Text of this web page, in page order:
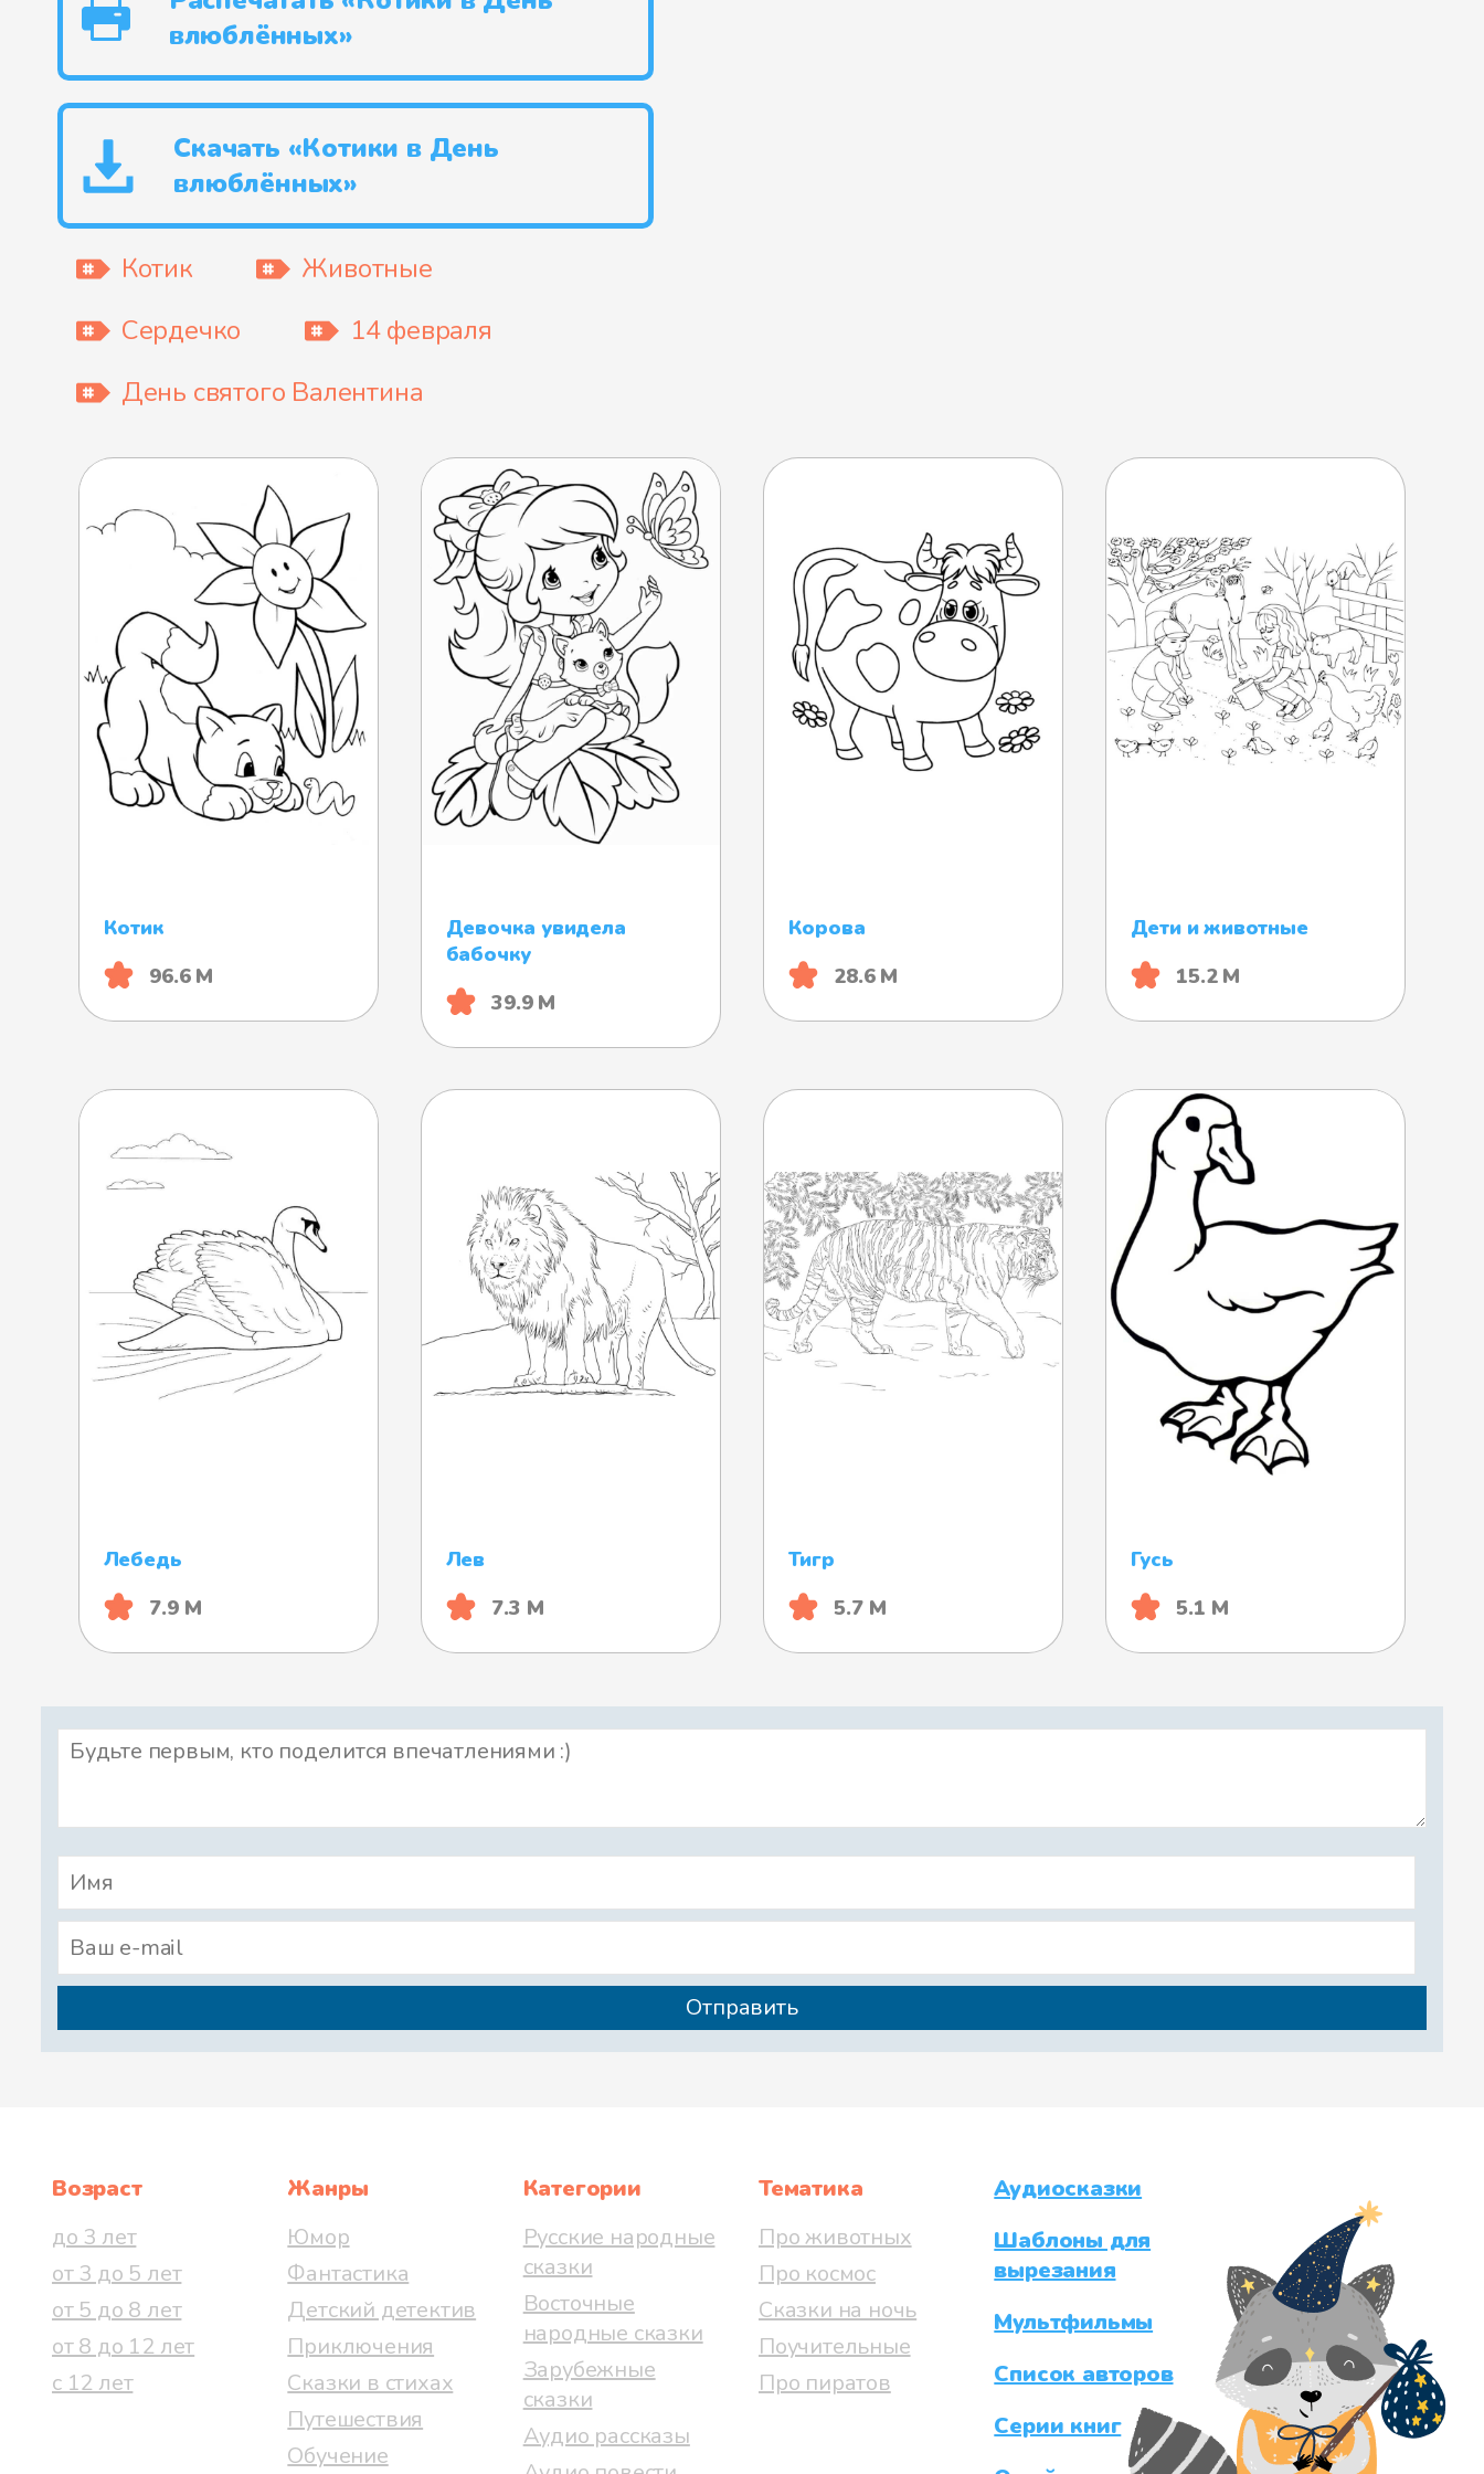
влюблённых»
Скачать «Котики в День
влюблённых»
Котик
Животные
Сердечко
14 февраля
День святого Валентина
Котик
96.6 М
Девочка увидела
бабочку
39.9 М
Корова
28.6 М
Дети и животные
15.2 М
Лебедь
7.9 М
Лев
7.3 М
Тигр
5.7 М
Гусь
5.1 М
Возраст
до 3 лет
от 3 до 5 лет
от 5 до 8 лет
от 8 до 12 лет
с 12 лет
Жанры
Юмор
Фантастика
Детский детектив
Приключения
Сказки в стихах
Путешествия
Обучение
Категории
Русские народные
сказки
Восточные
народные сказки
Зарубежные
сказки
Аудио рассказы
Тематика
Про животных
Про космос
Сказки на ночь
Поучительные
Про пиратов
Аудиосказки
Шаблоны для
вырезания
Мультфильмы
Список авторов
Серии книг